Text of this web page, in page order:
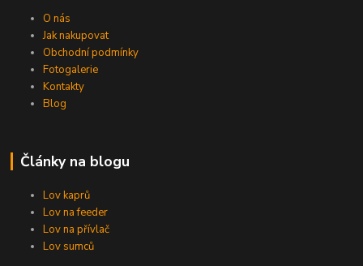
O nás
Jak nakupovat
Obchodní podmínky
Fotogalerie
Kontakty
Blog
Články na blogu
Lov kaprů
Lov na feeder
Lov na přívlač
Lov sumců